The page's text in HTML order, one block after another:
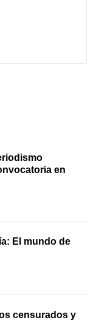
en
El mundo de
censurados y